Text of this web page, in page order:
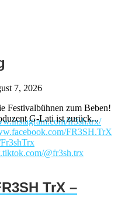
fr3sh.trx/
FR3SH.TrX
@fr3sh.trx
7, 2026
Festivalbühnen zum Beben!
G-Lati ist zurück...
TrX –